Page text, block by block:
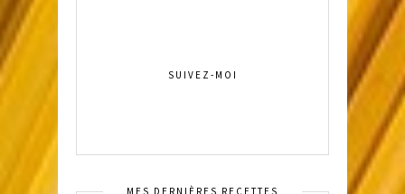
SUIVEZ-MOI
MES DERNIÈRES RECETTES